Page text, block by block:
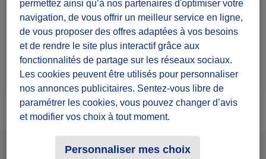
à un réseau de bénévoles qui écoutent et
accompagnent les chercheurs d’emploi de manière
individuelle et personnalisée.
Rejoindre le groupe 10 défis lancés
permettez ainsi qu’à nos partenaires d'optimiser votre
navigation, de vous offrir un meilleur service en ligne,
de vous proposer des offres adaptées à vos besoins
et de rendre le site plus interactif grâce aux
fonctionnalités de partage sur les réseaux sociaux.
Les cookies peuvent être utilisés pour personnaliser
nos annonces publicitaires. Sentez-vous libre de
paramétrer les cookies, vous pouvez changer d’avis
et modifier vos choix à tout moment.
Personnaliser mes choix